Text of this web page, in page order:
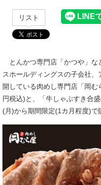
リスト
とんかつ専門店「かつや」な
スホールディングスの子会社
開している肉めし専門店「岡
円税込)と、「牛しゃぶすき合
(月)から期間限定(1カ月程度)で